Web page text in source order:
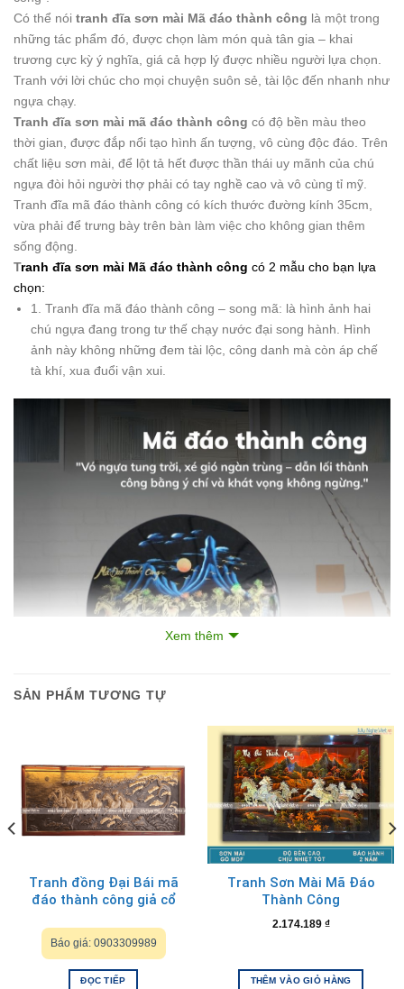
Có thể nói tranh đĩa sơn mài Mã đáo thành công là một trong
những tác phẩm đó, được chọn làm món quà tân gia – khai
trương cực kỳ ý nghĩa, giá cả hợp lý được nhiều người lựa chọn.
Tranh với lời chúc cho mọi chuyện suôn sẻ, tài lộc đến nhanh như
ngựa chạy.
Tranh đĩa sơn mài mã đáo thành công có độ bền màu theo
thời gian, được đắp nổi tạo hình ấn tượng, vô cùng độc đáo. Trên
chất liệu sơn mài, để lột tả hết được thần thái uy mãnh của chú
ngựa đòi hỏi người thợ phải có tay nghề cao và vô cùng tỉ mỹ.
Tranh đĩa mã đáo thành công có kích thước đường kính 35cm,
vừa phải để trưng bày trên bàn làm việc cho không gian thêm
sống động.
Tranh đĩa sơn mài Mã đáo thành công có 2 mẫu cho bạn lựa
chọn:
1. Tranh đĩa mã đáo thành công – song mã: là hình ảnh hai
chú ngựa đang trong tư thế chạy nước đại song hành. Hình
ảnh này không những đem tài lộc, công danh mà còn áp chế
tà khí, xua đuổi vận xui.
2. Tranh đĩa mã đáo thành công – bát mã: Trong từ hán – việt,
tám là bát, đồng thời từ “bát” phát âm gần giống từ
“phát” (phát trong phát tài, phát lộc). Đồng thời, ngựa thường
sống theo bầy đàn. Qua đó, thể hiện sự sum vầy, đủ đầy và
mang nhiều tài lộc cho gia chủ.
Quý Khách có thể xem thêm nhiều sản phẩm khácTẠI ĐÂY
Xem thêm
SẢN PHẨM TƯƠNG TỰ
Tranh đồng Đại Bái mã
đáo thành công giả cổ
Báo giá: 0903309989
ĐỌC TIẾP
Tranh Sơn Mài Mã Đáo
Thành Công
2.174.189 ₫
THÊM VÀO GIỎ HÀNG